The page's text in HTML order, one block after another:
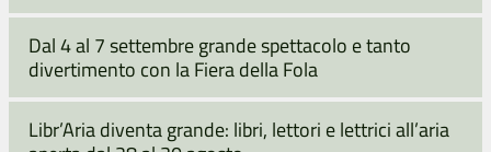
Dal 4 al 7 settembre grande spettacolo e tanto
divertimento con la Fiera della Fola
Libr’Aria diventa grande: libri, lettori e lettrici all’aria